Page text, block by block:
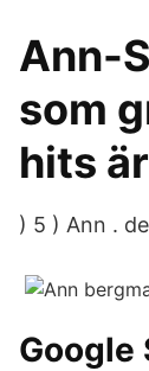
Ann-
som
hits
) 5 ) Ann .
‪Google